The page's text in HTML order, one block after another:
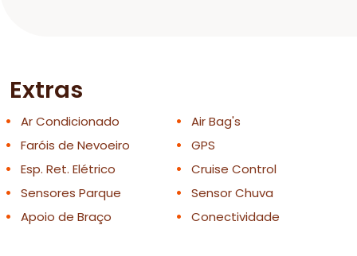
Extras
Ar Condicionado
Air Bag's
Faróis de Nevoeiro
GPS
Esp. Ret. Elétrico
Cruise Control
Sensores Parque
Sensor Chuva
Apoio de Braço
Conectividade